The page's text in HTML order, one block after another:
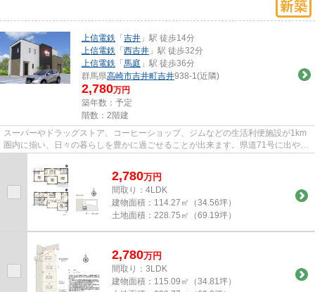
上信電鉄 「吉井 」駅 徒歩14分
上信電鉄 「西吉井 」駅 徒歩32分
上信電鉄 「馬庭 」駅 徒歩36分
群馬県高崎市吉井町吉井938-1(近隣)
2,780万円
築年数：予定
階数：2階建
スーパーやドラッグストア、コーヒーショップ、ジムなどの生活利便施設が1km
圏内に揃い、日々の暮らしを豊かに過ごせることが出来ます。県道71号に出やす
く、高崎駅周辺への移動もスム...
2,780万円
間取り：4LDK
建物面積： 114.27㎡（34.56坪）
土地面積： 228.75㎡（69.19坪）
2,780万円
間取り：3LDK
建物面積： 115.09㎡（34.81坪）